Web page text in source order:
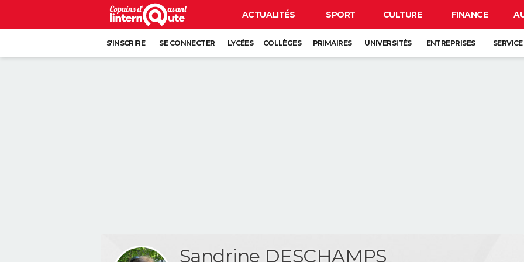
ACTUALITÉS SPORT CULTURE FINANCE
S'INSCRIRE SE CONNECTER LYCÉES COLLÈGES PRIMAIRES UNIVERSITÉS ENTREPRISES
Sandrine DESCHAMPS